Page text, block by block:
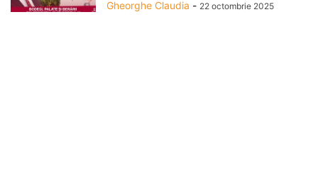
Gheorghe Claudia - 22 octombrie 2025